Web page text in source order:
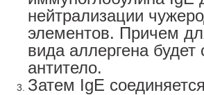
нейтрализации
элементов. Причем
вида аллергена будет
антитело.
Затем IgE